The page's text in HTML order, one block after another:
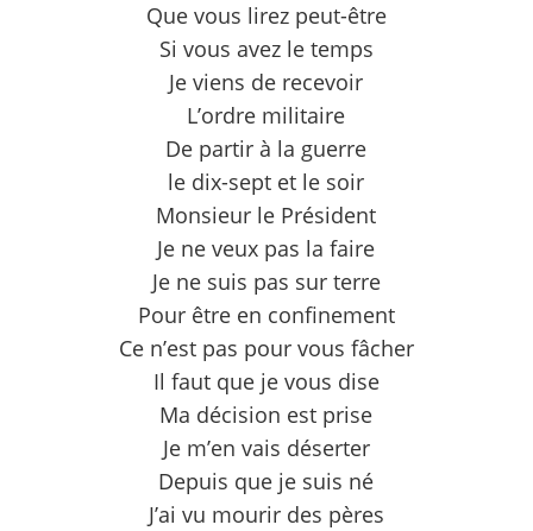
Que vous lirez peut-être
Si vous avez le temps
Je viens de recevoir
L’ordre militaire
De partir à la guerre
le dix-sept et le soir
Monsieur le Président
Je ne veux pas la faire
Je ne suis pas sur terre
Pour être en confinement
Ce n’est pas pour vous fâcher
Il faut que je vous dise
Ma décision est prise
Je m’en vais déserter
Depuis que je suis né
J’ai vu mourir des pères